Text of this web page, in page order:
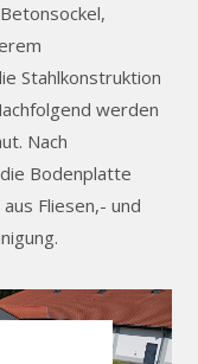
Stahlkonstruktion
werden
Nach
Bodenplatte
Fliesen,- und